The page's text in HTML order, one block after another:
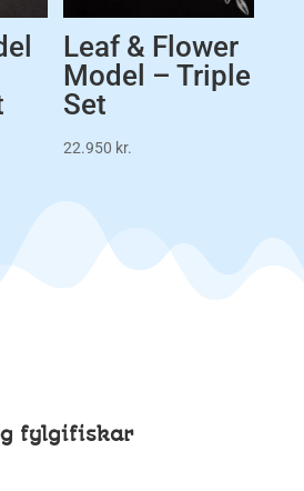
Leaf & Flower
Model – Triple
Set
22.950 kr.
fylgifiskar